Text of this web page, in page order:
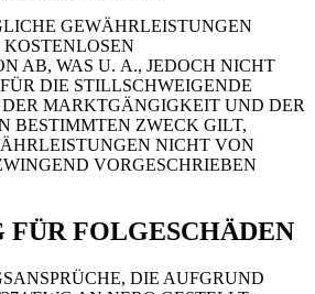
GEWÄHRLEISTUNGEN
AB, WAS U. A., JEDOCH NICHT
DIE STILLSCHWEIGENDE
MARKTGÄNGIGKEIT UND DER
BESTIMMTEN ZWECK GILT,
NICHT VON
VORGESCHRIEBEN
FOLGESCHÄDEN
DIE AUFGRUND